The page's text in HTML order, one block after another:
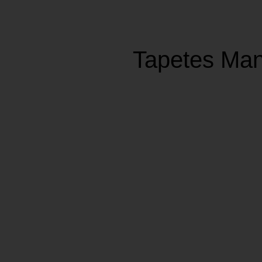
Tapetes